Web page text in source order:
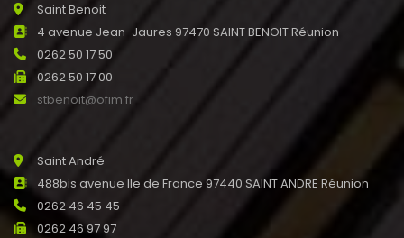
Saint Benoit
4 avenue Jean-Jaures 97470 SAINT BENOIT Réunion
0262 50 17 50
0262 50 17 00
stbenoit@ofim.fr
Saint André
488bis avenue Ile de France 97440 SAINT ANDRE Réunion
0262 46 45 45
0262 46 97 97